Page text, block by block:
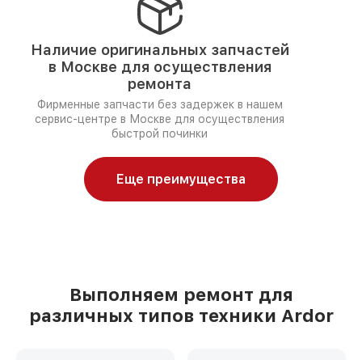
Наличие оригинальных запчастей
в Москве для осуществления
ремонта
Фирменные запчасти без задержек в нашем
сервис-центре в Москве для осуществления
быстрой починки
Еще преимущества
Выполняем ремонт для
различных типов техники Ardor